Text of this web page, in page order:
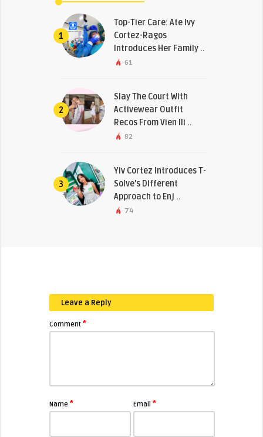
1
Top-Tier Care: Ate Ivy
Cortez-Ragos
Introduces Her Family ..
61
2
Slay The Court With
Activewear Outfit
Recos From Vien Ili ..
82
3
Yiv Cortez Introduces T-
Solve’s Different
Approach to Enj ..
74
Leave a Reply
Comment *
Name * Email*